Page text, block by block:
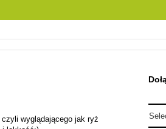
wyglądającego jak ryż